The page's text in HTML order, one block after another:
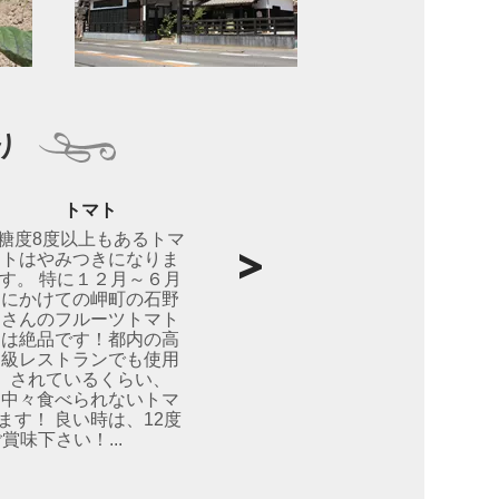
トマト
度8度以上もあるトマ
トはやみつきになりま
す。 特に１２月～６月
にかけての岬町の石野
さんのフルーツトマト
は絶品です！都内の高
級レストランでも使用
されているくらい、
中々食べられないトマ
す！ 良い時は、12度
味下さい！...